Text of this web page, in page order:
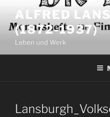
Inhalt
springen
ALFRED
(1872-1937)
Leben und Werk